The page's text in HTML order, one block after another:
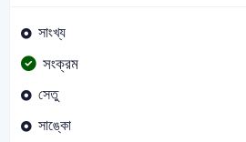
সাংখ্য
সংক্রম
সেতু
সাঙ্কো